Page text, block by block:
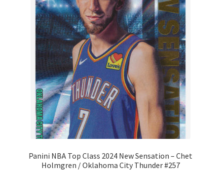
Panini NBA Top Class 2024 New Sensation – Chet
Holmgren / Oklahoma City Thunder #257